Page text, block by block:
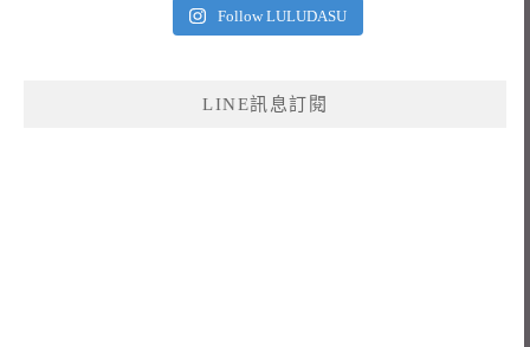
Follow LULUDASU
LINE訊息訂閱